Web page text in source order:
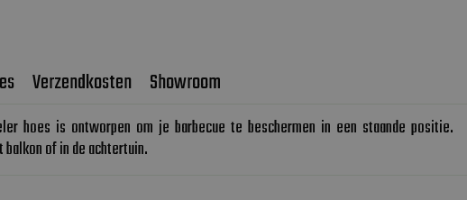
Verzendkosten Showroom
hoes is ontworpen om je barbecue te beschermen in een staande positie.
of in de achtertuin.